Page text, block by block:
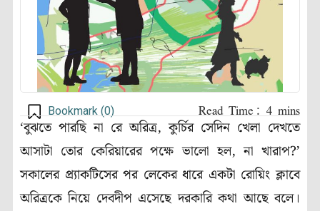
Bookmark (0)
‘বুঝতে পারছি না রে অরিত্র, কুর্চির সেদিন খেলা দেখতে
আসাটা তোর কেরিয়ারের পক্ষে ভালো হল, না খারাপ?’
সকালের প্র্যাকটিসের পর লেকের ধারে একটা রোয়িং ক্লাবে
অরিত্রকে নিয়ে দেবদীপ এসেছে দরকারি কথা আছে বলে।